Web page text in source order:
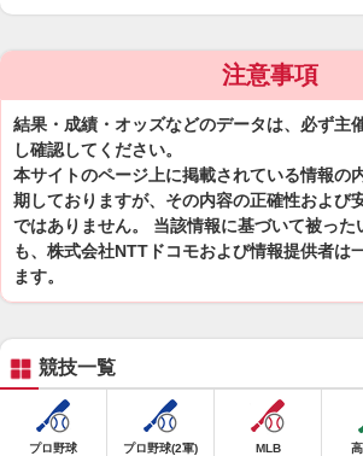
注意事項
結果・成績・オッズなどのデータは、必ず主
し確認してください。
本サイトのページ上に掲載されている情報の
期しておりますが、その内容の正確性および
ではありません。 当該情報に基づいて被った
も、株式会社NTTドコモおよび情報提供者は
ます。
競技一覧
プロ野球 プロ野球(2軍) MLB